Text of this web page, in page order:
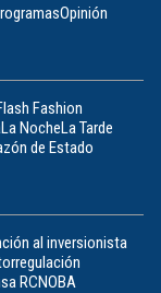
Opinión
Fashion
La NocheLa Tarde
de Estado
al inversionista
RCNOBA